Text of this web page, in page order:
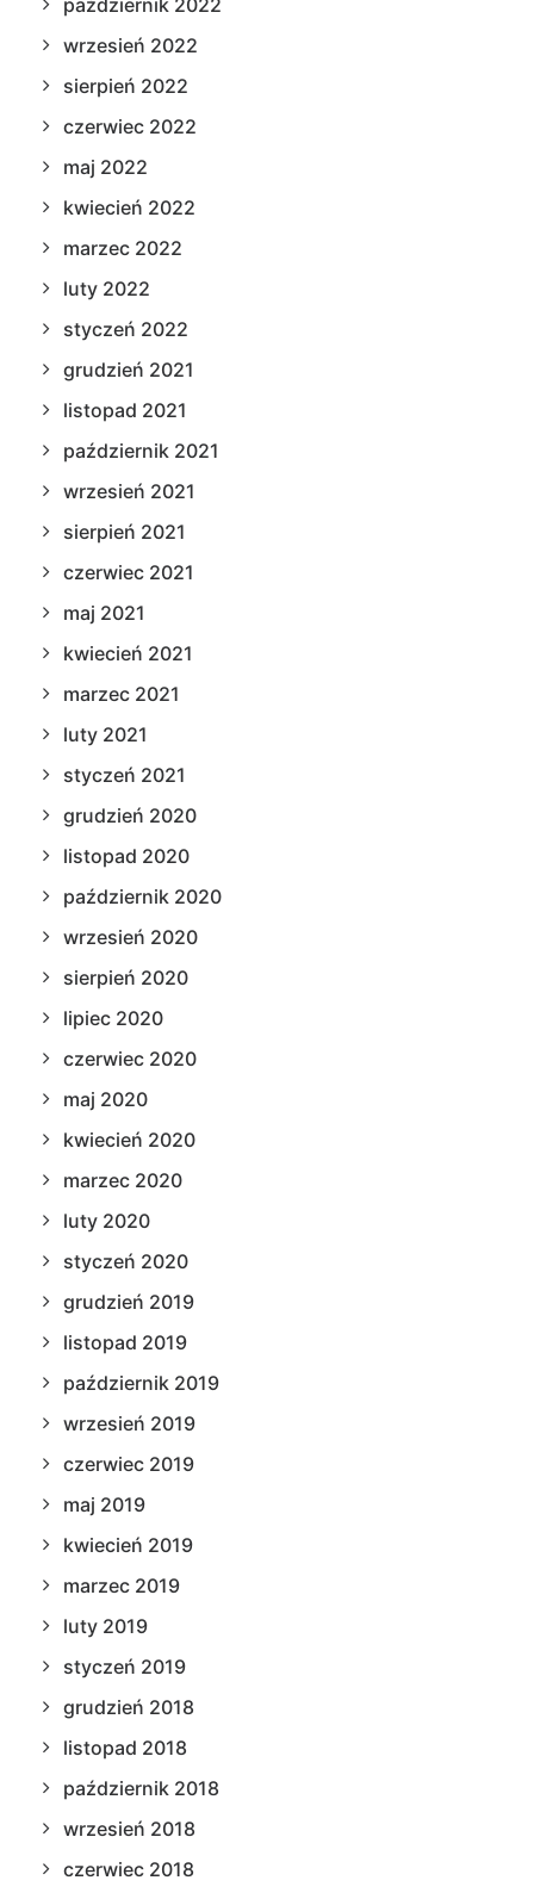
wrzesień 2022
sierpień 2022
czerwiec 2022
maj 2022
kwiecień 2022
marzec 2022
luty 2022
styczeń 2022
grudzień 2021
listopad 2021
październik 2021
wrzesień 2021
sierpień 2021
czerwiec 2021
maj 2021
kwiecień 2021
marzec 2021
luty 2021
styczeń 2021
grudzień 2020
listopad 2020
październik 2020
wrzesień 2020
sierpień 2020
lipiec 2020
czerwiec 2020
maj 2020
kwiecień 2020
marzec 2020
luty 2020
styczeń 2020
grudzień 2019
listopad 2019
październik 2019
wrzesień 2019
czerwiec 2019
maj 2019
kwiecień 2019
marzec 2019
luty 2019
styczeń 2019
grudzień 2018
listopad 2018
październik 2018
wrzesień 2018
czerwiec 2018